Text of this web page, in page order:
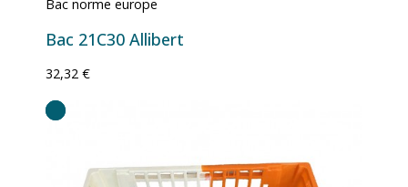
Bac norme europe
Bac 21C30 Allibert
32,32 €